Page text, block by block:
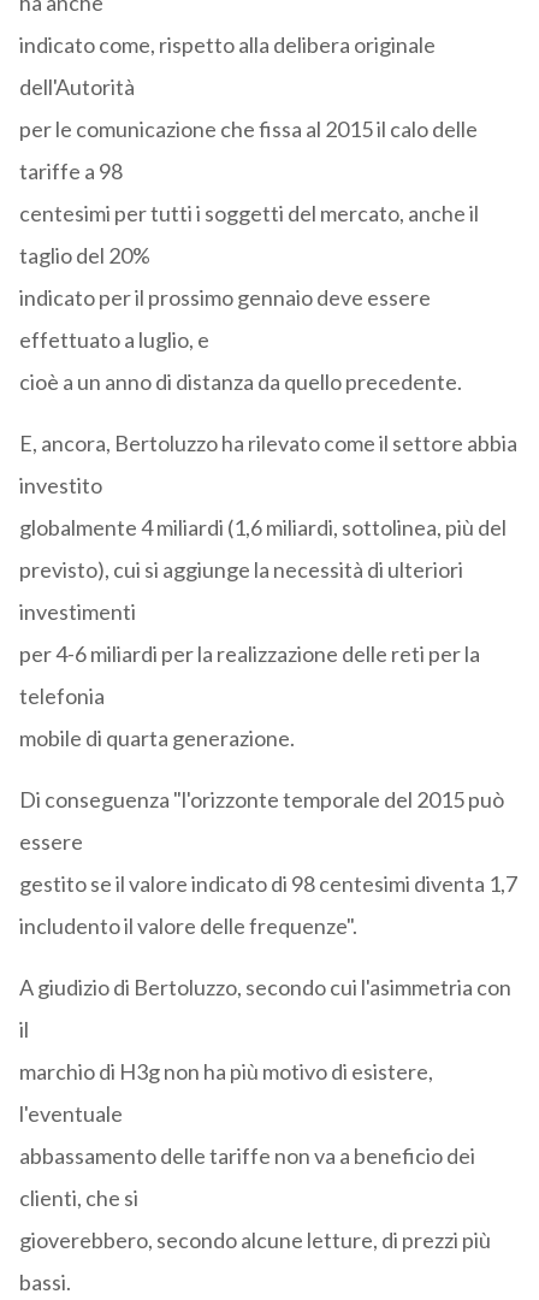
indicato come, rispetto alla delibera originale
dell'Autorità
per le comunicazione che fissa al 2015 il calo delle
tariffe a 98
centesimi per tutti i soggetti del mercato, anche il
taglio del 20%
indicato per il prossimo gennaio deve essere
effettuato a luglio, e
cioè a un anno di distanza da quello precedente.
E, ancora, Bertoluzzo ha rilevato come il settore abbia
investito
globalmente 4 miliardi (1,6 miliardi, sottolinea, più del
previsto), cui si aggiunge la necessità di ulteriori
investimenti
per 4-6 miliardi per la realizzazione delle reti per la
telefonia
mobile di quarta generazione.
Di conseguenza "l'orizzonte temporale del 2015 può
essere
gestito se il valore indicato di 98 centesimi diventa 1,7
includento il valore delle frequenze".
A giudizio di Bertoluzzo, secondo cui l'asimmetria con
il
marchio di H3g non ha più motivo di esistere,
l'eventuale
abbassamento delle tariffe non va a beneficio dei
clienti, che si
gioverebbero, secondo alcune letture, di prezzi più
bassi.